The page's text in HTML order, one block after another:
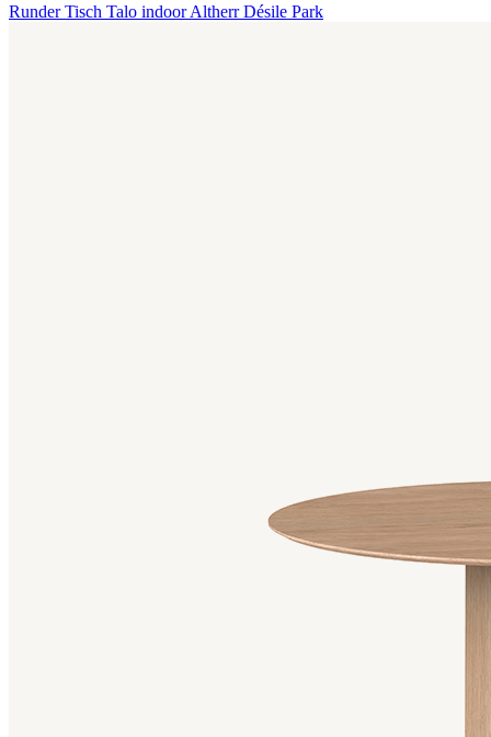
Runder Tisch Talo indoor Altherr Désile Park